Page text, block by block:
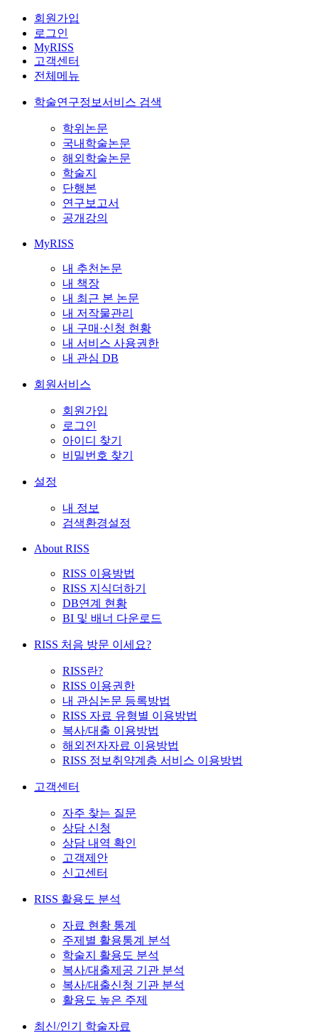
회원가입
로그인
MyRISS
고객센터
전체메뉴
학술연구정보서비스 검색
학위논문
국내학술논문
해외학술논문
학술지
단행본
연구보고서
공개강의
MyRISS
내 추천논문
내 책장
내 최근 본 논문
내 저작물관리
내 구매·신청 현황
내 서비스 사용권한
내 관심 DB
회원서비스
회원가입
로그인
아이디 찾기
비밀번호 찾기
설정
내 정보
검색환경설정
About RISS
RISS 이용방법
RISS 지식더하기
DB연계 현황
BI 및 배너 다운로드
RISS 처음 방문 이세요?
RISS란?
RISS 이용권한
내 관심논문 등록방법
RISS 자료 유형별 이용방법
복사/대출 이용방법
해외전자자료 이용방법
RISS 정보취약계층 서비스 이용방법
고객센터
자주 찾는 질문
상담 신청
상담 내역 확인
고객제안
신고센터
RISS 활용도 분석
자료 현황 통계
주제별 활용통계 분석
학술지 활용도 분석
복사/대출제공 기관 분석
복사/대출신청 기관 분석
활용도 높은 주제
최신/인기 학술자료